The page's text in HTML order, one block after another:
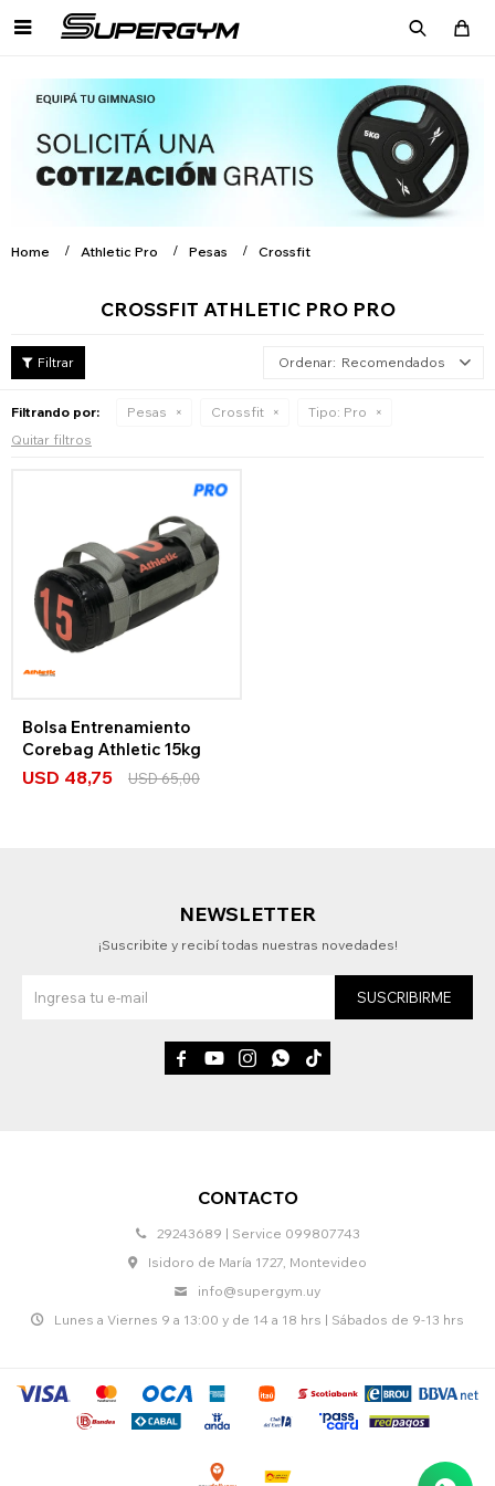

Home Athletic Pro Pesas Crossfit
CROSSFIT ATHLETIC PRO PRO
Recomendados
Filtrando por: Pesas Crossfit Tipo: Pro
Quitar filtros
Bolsa Entrenamiento
Corebag Athletic 15kg
USD 48,75 USD65,00
CONTACTO
29243689 | Service 099807743
Isidoro de María 1727, Montevideo
info@supergym.uy
Lunes a Viernes 9 a 13:00 y de 14 a 18 hrs | Sábados de 9-13 hrs
NEWSLETTER
¡Suscribite y recibí todas nuestras novedades!
SUSCRIBIRME
    